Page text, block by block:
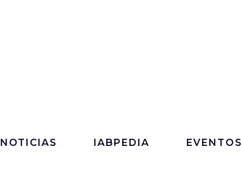
NOTICIAS IABPEDIA EVENTOS